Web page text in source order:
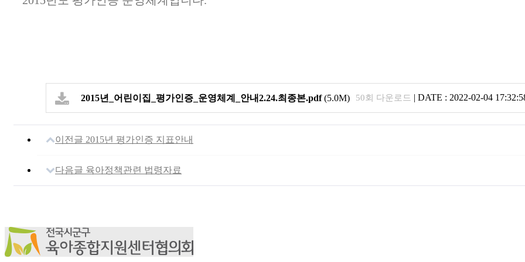
2015년_어린이집_평가인증_운영체계_안내2.24.최종본.pdf(5.0M) 50회 다운로드 | DATE : 2022-02-04
이전글 2015년 평가인증 지표안내
다음글 육아정책관련 법령자료